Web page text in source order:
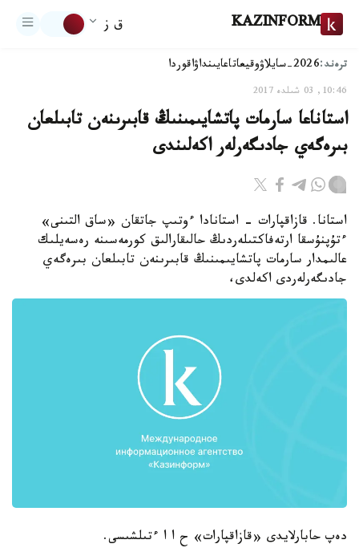
KAZINFORM ق ز
ترەند:2026-سايلاۋ وقيعاتاعايىنداۋاقوردا
10:46, 03 شىلدە 2017
استاناعا سارمات پاتشايىمىنىڭ قابىرىنەن تابىلعان
بىرەگەي جادىگەرلەر اكەلىندى
استانا. قازاقپارات - استانادا ءوتىپ جاتقان «ساق التىنى»
ءتۇپنۇسقا ارتەفاكتىلەردىڭ حالىقارالىق كورمەسىنە رەسەيلىك
عالىمدار سارمات پاتشايىمىنىڭ قابىرىنەن تابىلعان بىرەگەي
جادىگەرلەردى اكەلدى،
دەپ حابارلايدى «قازاقپارات» ح ا ا ءتىلشىسى.